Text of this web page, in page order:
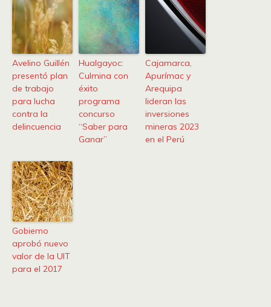
Avelino Guillén
presentó plan
de trabajo
para lucha
contra la
delincuencia
Hualgayoc:
Culmina con
éxito
programa
concurso
“Saber para
Ganar”
Cajamarca,
Apurímac y
Arequipa
lideran las
inversiones
mineras 2023
en el Perú
Gobierno
aprobó nuevo
valor de la UIT
para el 2017